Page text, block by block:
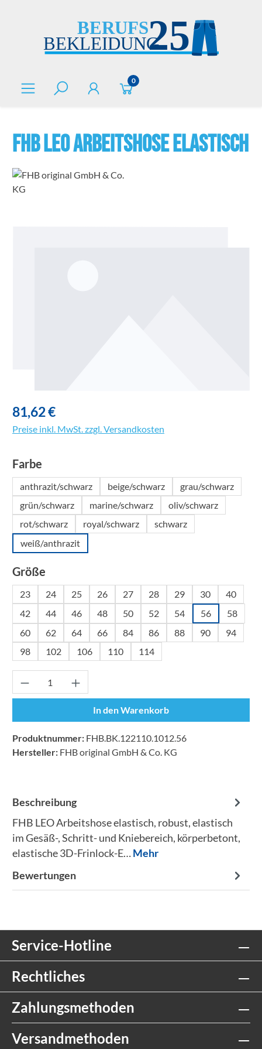
0
FHB LEO Arbeitshose elastisch
81,62 €
Preise inkl. MwSt. zzgl. Versandkosten
Farbe
anthrazit/schwarz beige/schwarz
grau/schwarz
grün/schwarz
marine/schwarz
oliv/schwarz
rot/schwarz
royal/schwarz
schwarz
weiß/anthrazit
Größe
23 24 25 26 27 28 29 30
40
42
44 46 48 50 52 54 56
58
60
62 64 66 84 86 88 90
94
98
102 106 110 114
Produkt Anzahl: Gib den gewünschten
In den Warenkorb
Produktnummer: FHB.BK.122110.1012.56
Hersteller: FHB original GmbH & Co. KG
Beschreibung
FHB LEO Arbeitshose elastisch, robust, elastisch
im Gesäß-, Schritt- und Kniebereich, körperbetont,
elastische 3D-Frinlock-E…Mehr
Bewertungen
Service-Hotline
Rechtliches
Zahlungsmethoden
Versandmethoden